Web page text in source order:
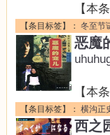
【本
【条目标签】： 冬至节
恶魔
【本
【条目标签】： 横沟正
西之